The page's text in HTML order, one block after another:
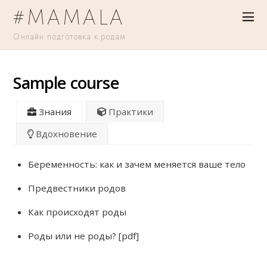
#MAMALA
Онлайн подготовка к родам
Sample course
Знания
Практики
Вдохновение
Беременность: как и зачем меняется ваше тело
Предвестники родов
Как происходят роды
Роды или не роды? [pdf]